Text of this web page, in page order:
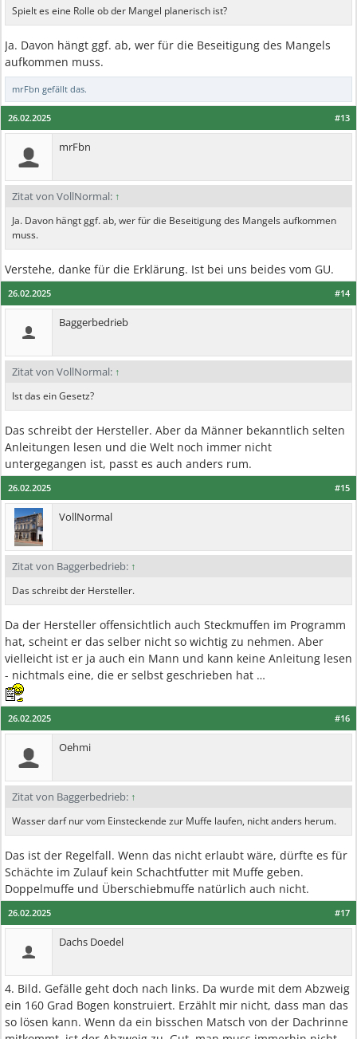
Spielt es eine Rolle ob der Mangel planerisch ist?
Ja. Davon hängt ggf. ab, wer für die Beseitigung des Mangels
aufkommen muss.
mrFbn gefällt das.
#13
26.02.2025
mrFbn
Zitat von VollNormal: ↑
Ja. Davon hängt ggf. ab, wer für die Beseitigung des Mangels aufkommen
muss.
Verstehe, danke für die Erklärung. Ist bei uns beides vom GU.
#14
26.02.2025
Baggerbedrieb
Zitat von VollNormal: ↑
Ist das ein Gesetz?
Das schreibt der Hersteller. Aber da Männer bekanntlich selten
Anleitungen lesen und die Welt noch immer nicht
untergegangen ist, passt es auch anders rum.
#15
26.02.2025
VollNormal
Zitat von Baggerbedrieb: ↑
Das schreibt der Hersteller.
Da der Hersteller offensichtlich auch Steckmuffen im Programm
hat, scheint er das selber nicht so wichtig zu nehmen. Aber
vielleicht ist er ja auch ein Mann und kann keine Anleitung lesen
- nichtmals eine, die er selbst geschrieben hat …
#16
26.02.2025
Oehmi
Zitat von Baggerbedrieb: ↑
Wasser darf nur vom Einsteckende zur Muffe laufen, nicht anders herum.
Das ist der Regelfall. Wenn das nicht erlaubt wäre, dürfte es für
Schächte im Zulauf kein Schachtfutter mit Muffe geben.
Doppelmuffe und Überschiebmuffe natürlich auch nicht.
#17
26.02.2025
Dachs Doedel
4. Bild. Gefälle geht doch nach links. Da wurde mit dem Abzweig
ein 160 Grad Bogen konstruiert. Erzählt mir nicht, dass man das
so lösen kann. Wenn da ein bisschen Matsch von der Dachrinne